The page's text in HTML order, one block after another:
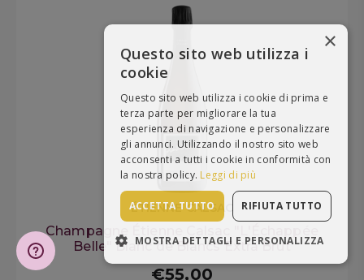
ÉTIENNE CALSAC
Champagne Étienne Calsac "L'Échappée
Belle" Blanc de Blancs Extra Brut
€55,00
×
Questo sito web utilizza i
cookie
Questo sito web utilizza i cookie di prima e
terza parte per migliorare la tua
esperienza di navigazione e personalizzare
gli annunci. Utilizzando il nostro sito web
acconsenti a tutti i cookie in conformità con
la nostra policy. Leggi di più
ACCETTA TUTTO RIFIUTA TUTTO
MOSTRA DETTAGLI E PERSONALIZZA
STRETTAMENTE NECESSARI